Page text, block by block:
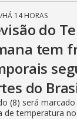
/HÁ 14 HORAS
do
tem
do
(8) será
de temperatura